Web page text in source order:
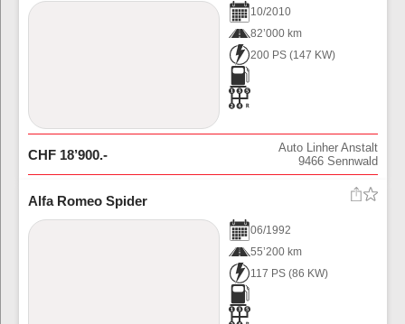
10/2010
82’000 km
200 PS (147 KW)
CHF 18’900.-
Auto Linher Anstalt
9466 Sennwald
Alfa Romeo Spider
06/1992
55’200 km
117 PS (86 KW)